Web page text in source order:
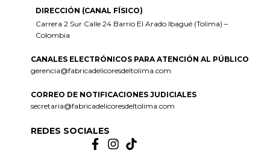
DIRECCIÓN (CANAL FÍSICO)
Carrera 2 Sur Calle 24 Barrio El Arado Ibagué (Tolima) –
Colombia
CANALES ELECTRÓNICOS PARA ATENCIÓN AL PÚBLICO
gerencia@fabricadelicoresdeltolima.com
CORREO DE NOTIFICACIONES JUDICIALES
secretaria@fabricadelicoresdeltolima.com
REDES SOCIALES